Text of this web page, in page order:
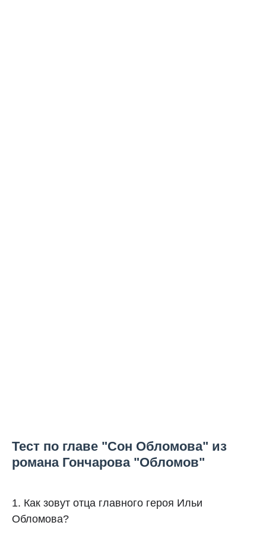
Тест по главе "Сон Обломова" из
романа Гончарова "Обломов"
1. Как зовут отца главного героя Ильи
Обломова?